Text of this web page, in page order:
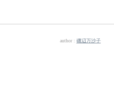
author : 磯辺万沙子